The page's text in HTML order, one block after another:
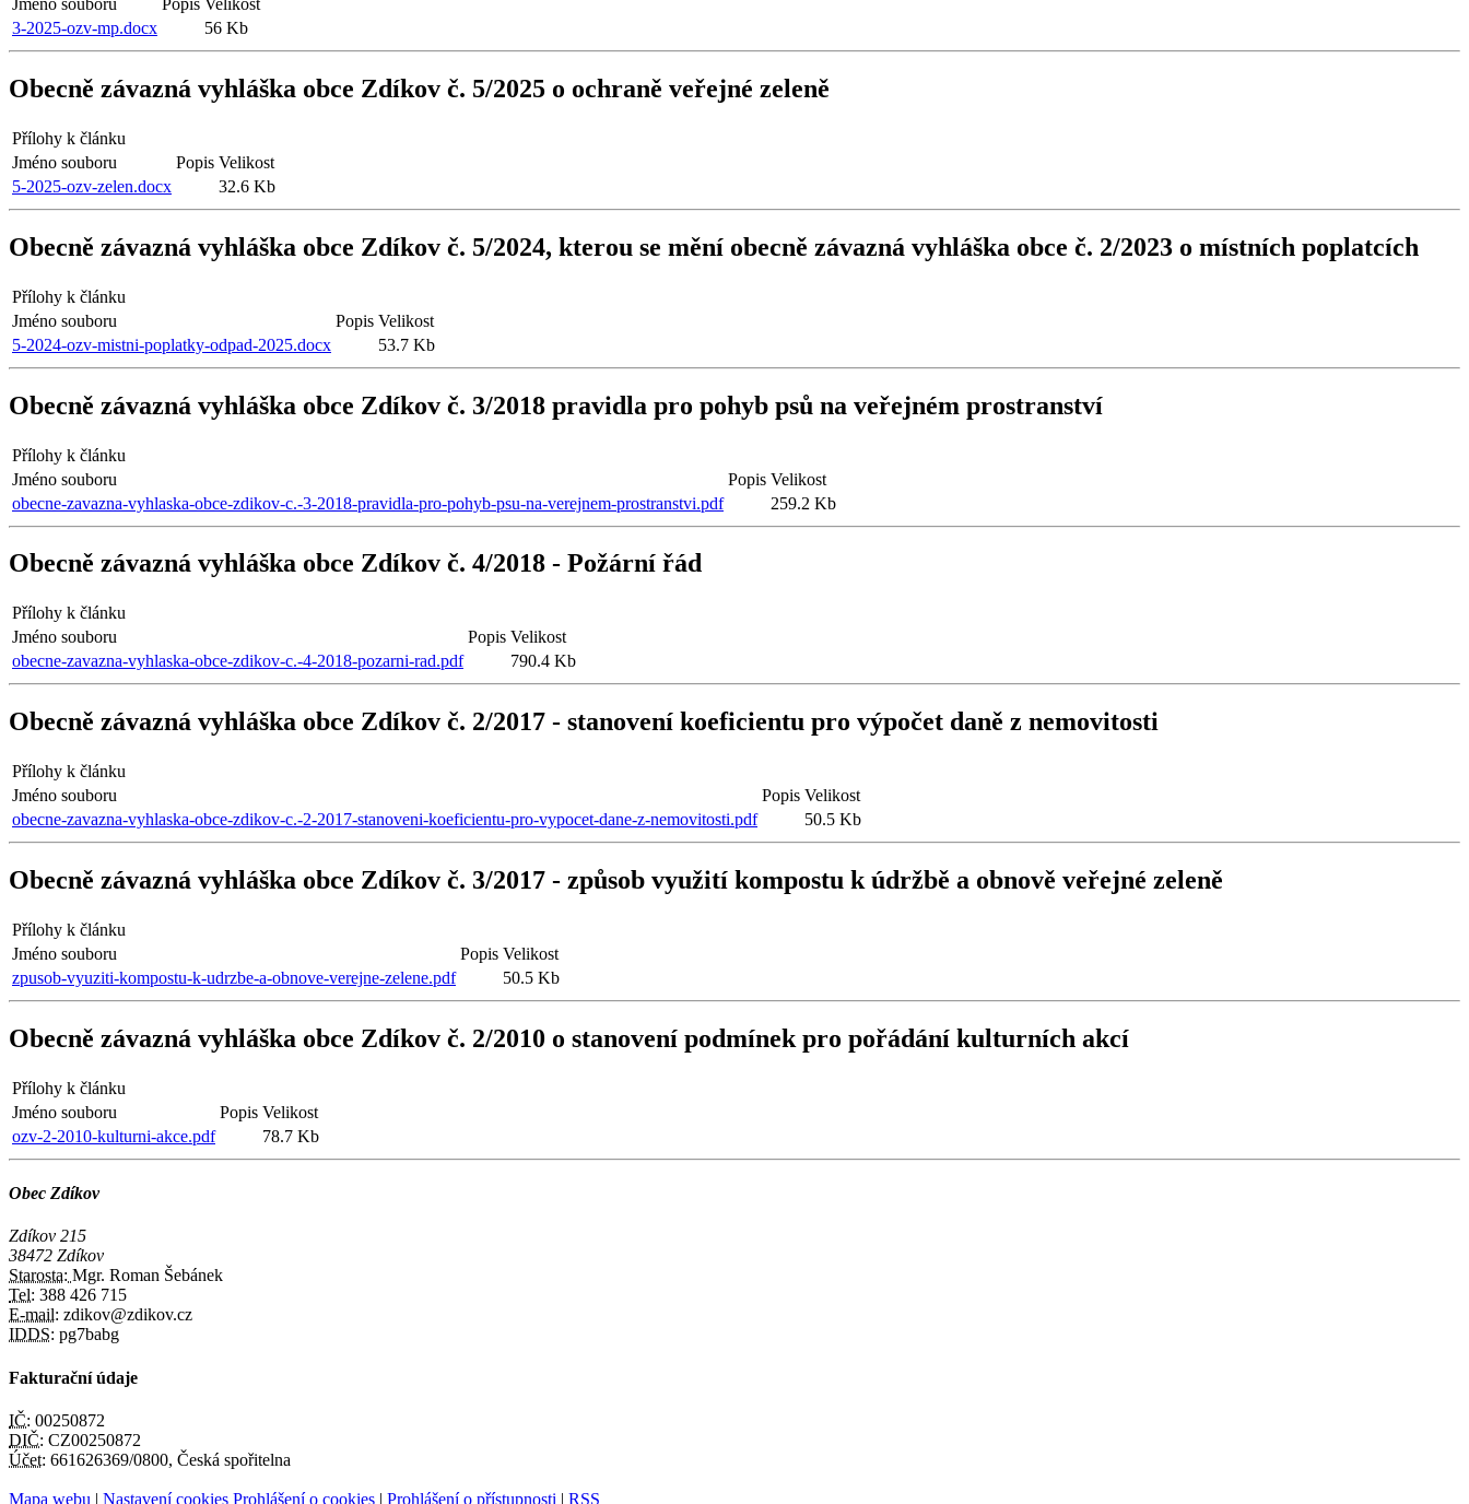
Jméno souboru
Popis Velikost
3-2025-ozv-mp.docx
56 Kb
Obecně závazná vyhláška obce Zdíkov č. 5/2025 o ochraně veřejné zeleně
Přílohy k článku
Jméno souboru
Popis Velikost
5-2025-ozv-zelen.docx
32.6 Kb
Obecně závazná vyhláška obce Zdíkov č. 5/2024, kterou se mění obecně závazná vyhláška obce č. 2/2023 o místních poplatcích
Přílohy k článku
Jméno souboru
Popis Velikost
5-2024-ozv-mistni-poplatky-odpad-2025.docx
53.7 Kb
Obecně závazná vyhláška obce Zdíkov č. 3/2018 pravidla pro pohyb psů na veřejném prostranství
Přílohy k článku
Jméno souboru
Popis Velikost
obecne-zavazna-vyhlaska-obce-zdikov-c.-3-2018-pravidla-pro-pohyb-psu-na-verejnem-prostranstvi.pdf
259.2 Kb
Obecně závazná vyhláška obce Zdíkov č. 4/2018 - Požární řád
Přílohy k článku
Jméno souboru
Popis Velikost
obecne-zavazna-vyhlaska-obce-zdikov-c.-4-2018-pozarni-rad.pdf
790.4 Kb
Obecně závazná vyhláška obce Zdíkov č. 2/2017 - stanovení koeficientu pro výpočet daně z nemovitosti
Přílohy k článku
Jméno souboru
Popis Velikost
obecne-zavazna-vyhlaska-obce-zdikov-c.-2-2017-stanoveni-koeficientu-pro-vypocet-dane-z-nemovitosti.pdf
50.5 Kb
Obecně závazná vyhláška obce Zdíkov č. 3/2017 - způsob využití kompostu k údržbě a obnově veřejné zeleně
Přílohy k článku
Jméno souboru
Popis Velikost
zpusob-vyuziti-kompostu-k-udrzbe-a-obnove-verejne-zelene.pdf
50.5 Kb
Obecně závazná vyhláška obce Zdíkov č. 2/2010 o stanovení podmínek pro pořádání kulturních akcí
Přílohy k článku
Jméno souboru
Popis Velikost
ozv-2-2010-kulturni-akce.pdf
78.7 Kb
Obec Zdíkov
Zdíkov 215
38472 Zdíkov
Starosta: Mgr. Roman Šebánek
Tel: 388 426 715
E-mail: zdikov@zdikov.cz
IDDS: pg7babg
Fakturační údaje
IČ: 00250872
DIČ: CZ00250872
Účet: 661626369/0800, Česká spořitelna
Mapa webu | Nastavení cookies Prohlášení o cookies | Prohlášení o přístupnosti | RSS